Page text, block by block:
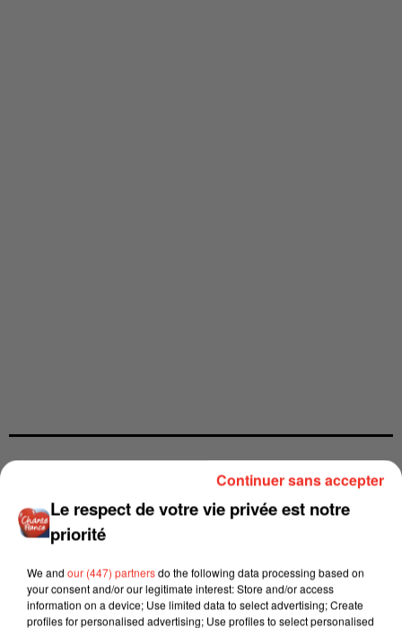
Le respect de votre vie privée est notre
priorité
We and our (447) partnersdo the following data processing based on
your consent and/or our legitimate interest: Store and/or access
information on a device; Use limited data to select advertising; Create
profiles for personalised advertising; Use profiles to select personalised
Continuer sans accepter